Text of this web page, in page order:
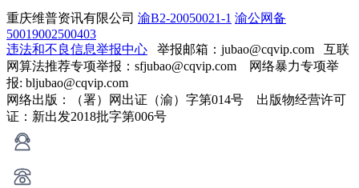
重庆维普资讯有限公司 渝B2-20050021-1 渝公网备
50019002500403
违法和不良信息举报中心 举报邮箱：jubao@cqvip.com 互联
网算法推荐专项举报：sfjubao@cqvip.com 网络暴力专项举
报: bljubao@cqvip.com
网络出版：（署）网出证（渝）字第014号 出版物经营许可
证：新出发2018批字第006号